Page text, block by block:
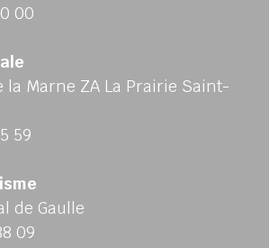
00
la Marne ZA La Prairie Saint-
59
de Gaulle
09